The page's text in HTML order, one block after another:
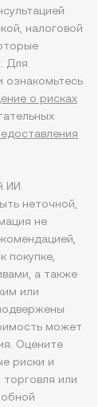
налоговой
Для
ознакомьтесь
о рисках
ИИ.
неточной,
не
покупке,
а также
или
может
Оцените
риски и
или